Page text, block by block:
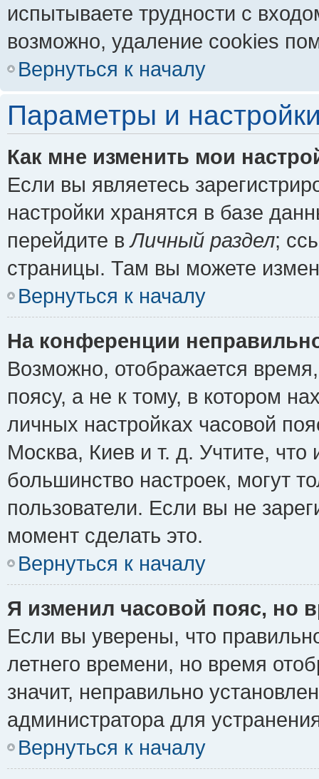
испытываете трудности с
возможно, удаление cookies
Вернуться к началу
Параметры и
Как мне изменить мои
Если вы являетесь
настройки хранятся в базе
перейдите вЛичный раздел;
страницы. Там вы можете
Вернуться к началу
На конференции
Возможно, отображается
поясу, а не к тому, в котором
личных настройках часовой
Москва, Киев и т. д. Учтите, что
большинство настроек, могут
пользователи. Если вы не
момент сделать это.
Вернуться к началу
Я изменил часовой пояс, но
Если вы уверены, что
летнего времени, но время
значит, неправильно
администратора для
Вернуться к началу